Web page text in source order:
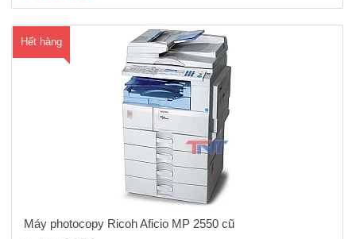
Hết hàng
Máy photocopy Ricoh Aficio MP 2550 cũ